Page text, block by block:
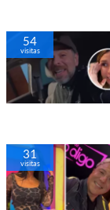
54
visitas
31
visitas